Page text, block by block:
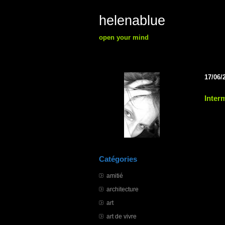
helenablue
open your mind
Catégories
amitié
architecture
art
art de vivre
17/06/